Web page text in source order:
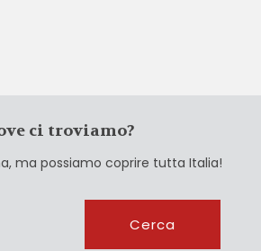
ci troviamo?
ma possiamo coprire tutta Italia!
Cerca